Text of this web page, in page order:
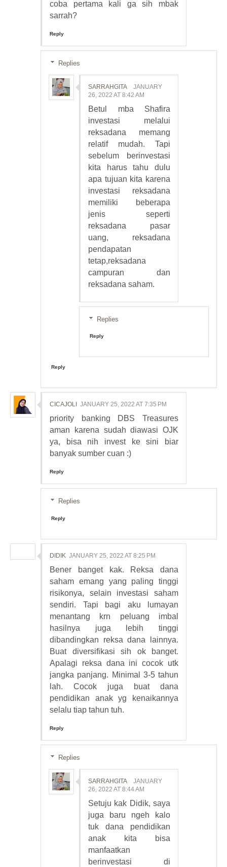
coba pertama kali ga sih mbak
sarrah?
Reply
Replies
SARRAHGITA
JANUARY
26, 2022 AT 8:42 AM
Betul mba Shafira
investasi melalui
reksadana memang
relatif mudah. Tapi
sebelum berinvestasi
kita harus tahu dulu
apa tujuan kita karena
investasi reksadana
memiliki beberapa
jenis seperti
reksadana pasar
uang, reksadana
pendapatan
tetap,reksadana
campuran dan
reksadana saham.
Replies
Reply
Reply
CICAJOLI JANUARY 25, 2022 AT 7:35 PM
priority banking DBS Treasures
aman karena sudah diawasi OJK
ya, bisa nih invest ke sini biar
banyak sumber cuan :)
Reply
Replies
Reply
DIDIK JANUARY 25, 2022 AT 8:25 PM
Bener banget kak. Reksa dana
saham emang yang paling tinggi
risikonya, selain investasi saham
sendiri. Tapi bagi aku lumayan
menantang krn peluang imbal
hasilnya juga lebih tinggi
dibandingkan reksa dana lainnya.
Buat diversifikasi sih ok banget.
Apalagi reksa dana ini cocok utk
jangka panjang. Minimal 3-5 tahun
lah. Cocok juga buat dana
pendidikan anak yg kenaikannya
selalu tiap tahun tuh.
Reply
Replies
SARRAHGITA
JANUARY
26, 2022 AT 8:44 AM
Setuju kak Didik, saya
juga baru ngeh kalo
tuk dana pendidikan
anak kita bisa
manfaatkan
berinvestasi di